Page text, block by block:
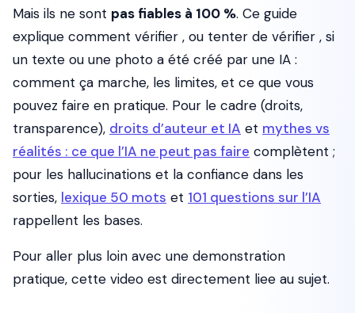
Mais ils ne sont pas fiables à 100 %. Ce guide
explique comment vérifier , ou tenter de vérifier , si
un texte ou une photo a été créé par une IA :
comment ça marche, les limites, et ce que vous
pouvez faire en pratique. Pour le cadre (droits,
transparence), droits d’auteur et IA et mythes vs
réalités : ce que l’IA ne peut pas faire complètent ;
pour les hallucinations et la confiance dans les
sorties, lexique 50 mots et 101 questions sur l’IA
rappellent les bases.
Pour aller plus loin avec une demonstration
pratique, cette video est directement liee au sujet.